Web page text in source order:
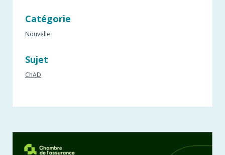
Catégorie
Nouvelle
Sujet
ChAD